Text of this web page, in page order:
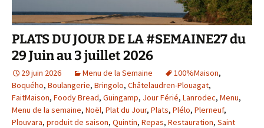
PLATS DU JOUR DE LA #SEMAINE27 du
29 Juin au 3 juillet 2026
29 juin 2026 Menu de la Semaine 100%Maison,
Boquého, Boulangerie, Bringolo, Châtelaudren-Plouagat,
FaitMaison, Foody Bread, Guingamp, Jour Férié, Lanrodec, Menu,
Menu de la semaine, Noël, Plat du Jour, Plats, Plélo, Plerneuf,
Plouvara, produit de saison, Quintin, Repas, Restauration, Saint